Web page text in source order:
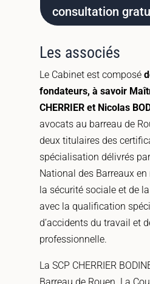
consultation
Les associés
Le Cabinet est composé
fondateurs, à savoir
CHERRIER et Nicolas
avocats au barreau de
deux titulaires des
spécialisation délivrés
National des Barreaux
la sécurité sociale et de
avec la qualification
d’accidents du travail et
professionnelle.
La SCP CHERRIER